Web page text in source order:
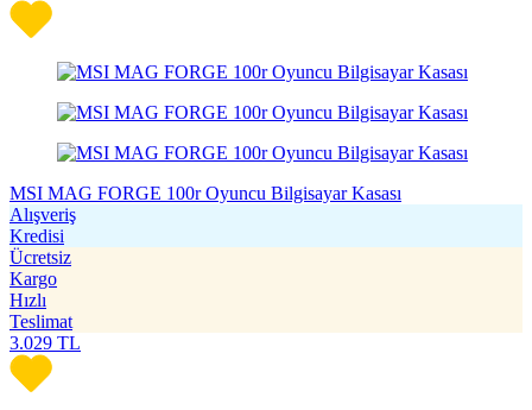
MSI MAG FORGE 100r Oyuncu Bilgisayar Kasası
Alışveriş
Kredisi
Ücretsiz
Kargo
Hızlı
Teslimat
3.029 TL